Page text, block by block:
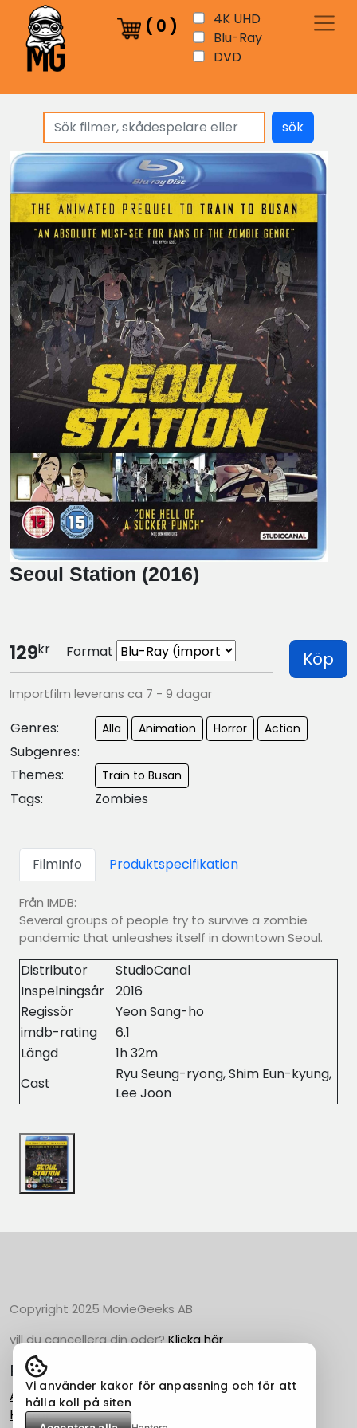
( 0 )
4K UHD
Blu-Ray
DVD
sök
Seoul Station (2016)
129kr Format Köp
Importfilm leverans ca 7 - 9 dagar
Genres: Alla Animation Horror Action
Subgenres:
Themes:
Train to Busan
Tags: Zombies
FilmInfo Produktspecifikation
Från IMDB:
Several groups of people try to survive a zombie
pandemic that unleashes itself in downtown Seoul.
Distributor
StudioCanal
Inspelningsår
2016
Regissör
Yeon Sang-ho
imdb-rating
6.1
Längd
1h 32m
Cast
Ryu Seung-ryong, Shim Eun-kyung,
Lee Joon
Copyright 2025 MovieGeeks AB
vill du cancellera din oder?Klicka här
Populära Kategorier
Action
Horror
Vi använder kakor för anpassning och för att
hålla koll på siten